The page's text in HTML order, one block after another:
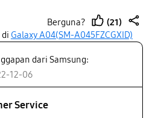
Berguna?
thumb
up
(21)
share
Galaxy A04(SM-A045FZCGXID)
dari Samsung:
12-06
Service